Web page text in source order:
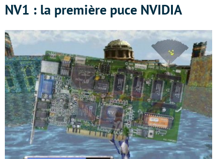
NV1 : la première puce NVIDIA